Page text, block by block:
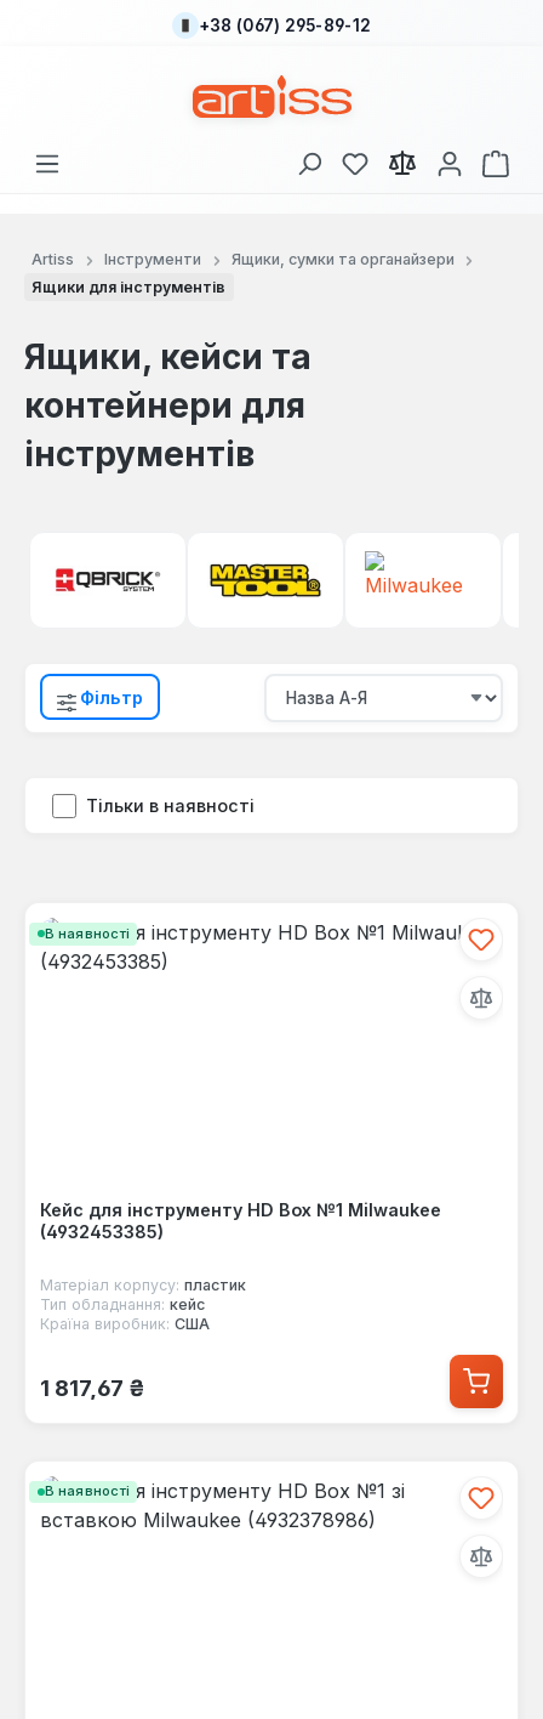
Перейти до основного вмісту
+38 (067) 295-89-12
У вас є 0 у списку
Artiss Інструменти
Ящики, сумки та органайзери
Ящики для інструментів
Ящики, кейси та
контейнери для
інструментів
Фільтр
Тільки в наявності
В наявності
Кейс для інструменту HD Box №1 Milwaukee
(4932453385)
Матеріал корпусу: пластик
Тип обладнання: кейс
Країна виробник: США
Звичайна ціна:
1 817,67 ₴
В наявності